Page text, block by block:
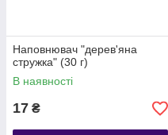
Наповнювач "дерев'яна
стружка" (30 г)
В наявності
17 ₴